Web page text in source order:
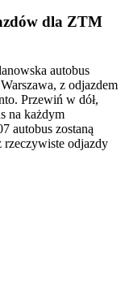
dla ZTM
autobus
z odjazdem
Przewiń w dół,
na każdym
autobus zostaną
rzeczywiste odjazdy